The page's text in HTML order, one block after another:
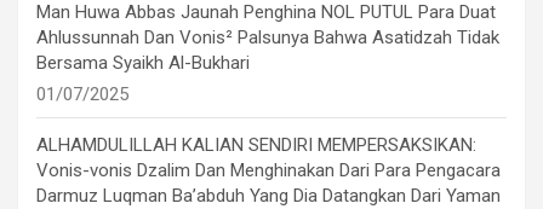
Man Huwa Abbas Jaunah Penghina NOL PUTUL Para Duat
Ahlussunnah Dan Vonis² Palsunya Bahwa Asatidzah Tidak
Bersama Syaikh Al-Bukhari
01/07/2025
ALHAMDULILLAH KALIAN SENDIRI MEMPERSAKSIKAN:
Vonis-vonis Dzalim Dan Menghinakan Dari Para Pengacara
Darmuz Luqman Ba’abduh Yang Dia Datangkan Dari Yaman